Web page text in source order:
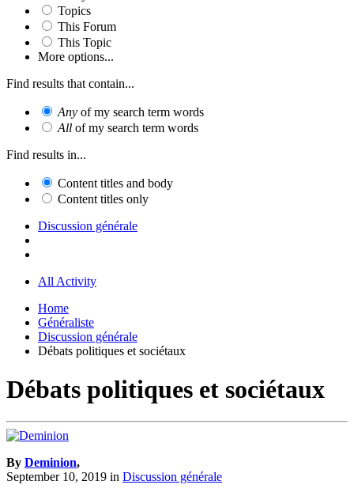
Topics
This Forum
This Topic
More options...
Find results that contain...
Any of my search term words
All of my search term words
Find results in...
Content titles and body
Content titles only
Discussion générale
All Activity
Home
Généraliste
Discussion générale
Débats politiques et sociétaux
Débats politiques et sociétaux
By Deminion,
September 10, 2019 in Discussion générale